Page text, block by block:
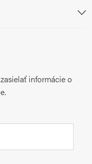
informácie o